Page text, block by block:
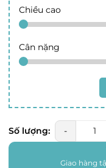
Chiều cao
Cân nặng
Số lượng: -
Giao hàng